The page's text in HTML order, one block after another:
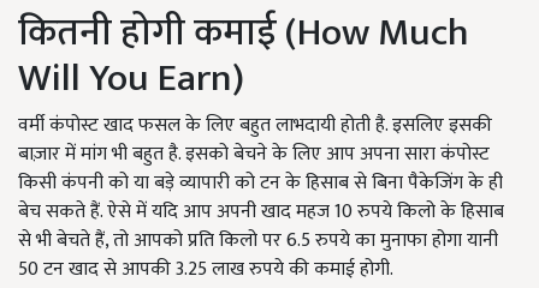
कितनी होगी कमाई (How Much
Will You Earn)
वर्मी कंपोस्ट खाद फसल के लिए बहुत लाभदायी होती है. इसलिए इसकी
बाज़ार में मांग भी बहुत है. इसको बेचने के लिए आप अपना सारा कंपोस्ट
किसी कंपनी को या बड़े व्यापारी को टन के हिसाब से बिना पैकेजिंग के ही
बेच सकते हैं. ऐसे में यदि आप अपनी खाद महज 10 रुपये किलो के हिसाब
से भी बेचते हैं, तो आपको प्रति किलो पर 6.5 रुपये का मुनाफा होगा यानी
50 टन खाद से आपकी 3.25 लाख रुपये की कमाई होगी.